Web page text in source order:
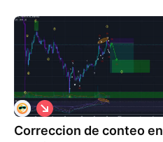
Correccion de conteo en
C
o
r